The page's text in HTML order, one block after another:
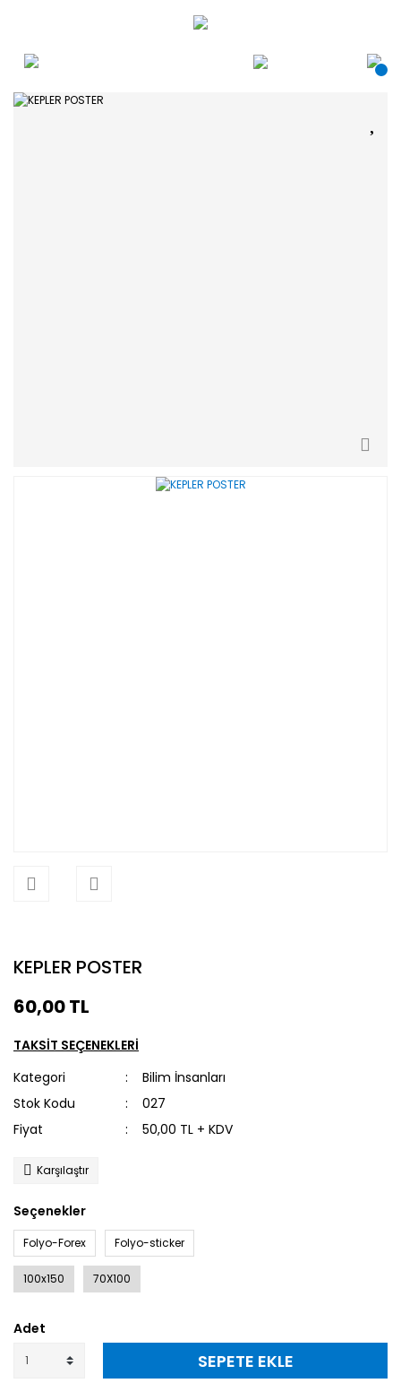
KEPLER POSTER
60,00 TL
TAKSİT SEÇENEKLERİ
Kategori
Bilim İnsanları
Stok Kodu
027
Fiyat
50,00 TL + KDV
Karşılaştır
Seçenekler
Folyo-Forex Folyo-sticker
100x150 70X100
Adet
SEPETE EKLE